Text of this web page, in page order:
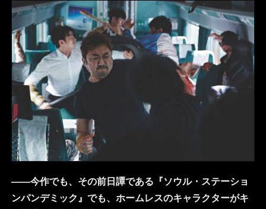
――今作でも、その前日譚である『ソウル・ステーショ
ンパンデミック』でも、ホームレスのキャラクターがキ